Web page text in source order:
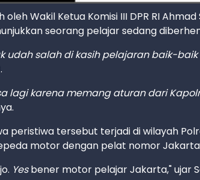
Wakil Ketua Komisi III DPR RI
seorang pelajar sedang
udah salah di kasih pelajaran baik-
lagi karena memang aturan dari
peristiwa tersebut terjadi di wilayah
motor dengan pelat nomor
Yesbener motor pelajar Jakarta," ujar